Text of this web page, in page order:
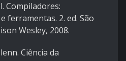
Compiladores:
ferramentas. 2. ed. São
Wesley, 2008.
Ciência da